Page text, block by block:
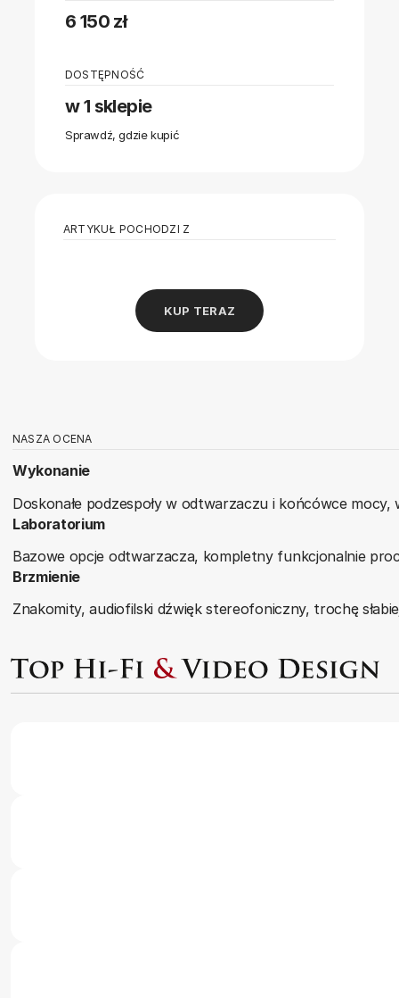
6 150 zł
DOSTĘPNOŚĆ
w 1 sklepie
Sprawdź, gdzie kupić
ARTYKUŁ POCHODZI Z
KUP TERAZ
NASZA OCENA
Wykonanie
Doskonałe podzespoły w odtwarzaczu i końcówce
Laboratorium
Bazowe opcje odtwarzacza, kompletny funkcjonalnie
Brzmienie
Znakomity, audiofilski dźwięk stereofoniczny, trochę